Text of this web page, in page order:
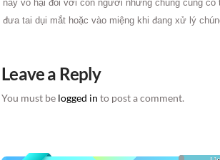
này vô hại đối với con người nhưng chúng cũng có
đưa tai dụi mắt hoặc vào miệng khi đang xử lý
Leave a Reply
You must be logged in to post a comment.